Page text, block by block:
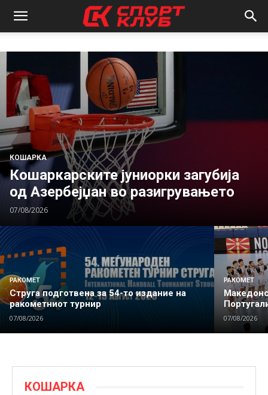
КОШАРКА
Кошаркарските јуниорки загубија
од Азербејџан во разигрувањето
07/08/2026
РАКОМЕТ
Струга подготвена за 54-то издание на
ракометниот турнир
07/08/2026
РАКОМЕТ
07/08/2026
КОШАРКА